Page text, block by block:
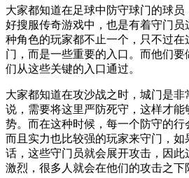
大家都知道在足球中防守球门的球
好搜服传奇游戏中，也是有着守门
种角色的玩家都不止一个，只不过
门，而是一些重要的入口。而他们
们从这些关键的入口通过。
大家都知道在攻沙战之时，城门是
说，需要将这里严防死守，这样才
势。而在这种时候，每一个防守的行
而且实力也比较强的玩家来守门，
话，这些守门员就会展开攻击，因
激烈，很多人就会在他们的攻击之下